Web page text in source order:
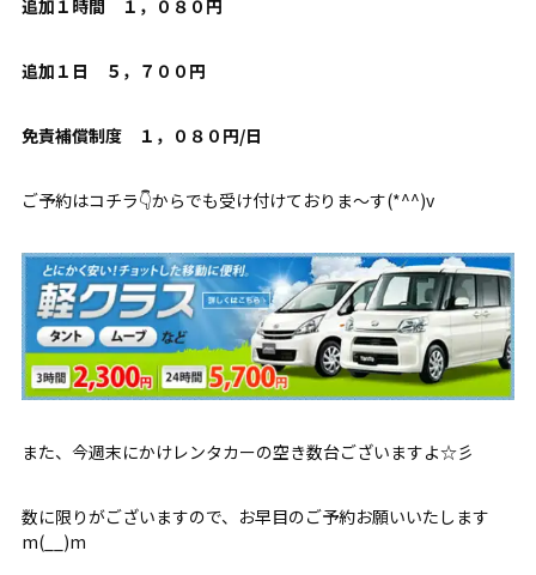
追加１時間 １，０８０円
追加１日 ５，７００円
免責補償制度 １，０８０円/日
ご予約はコチラ👇からでも受け付けておりま～す(*^^)v
また、今週末にかけレンタカーの空き数台ございますよ☆彡
数に限りがございますので、お早目のご予約お願いいたします
m(__)m